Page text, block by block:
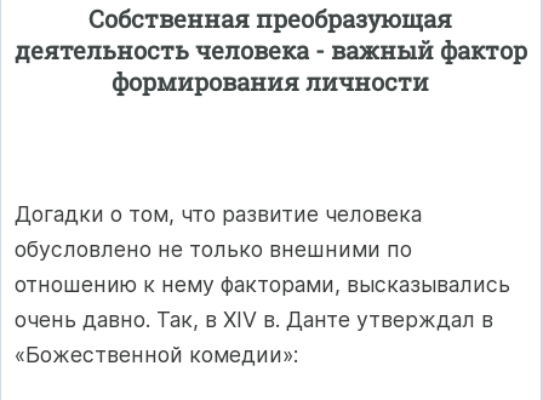
Собственная преобразующая
деятельность человека - важный фактор
формирования личности
Догадки о том, что развитие человека
обусловлено не только внешними по
отношению к нему факторами, высказывались
очень давно. Так, в XIV в. Данте утверждал в
«Божественной комедии»: